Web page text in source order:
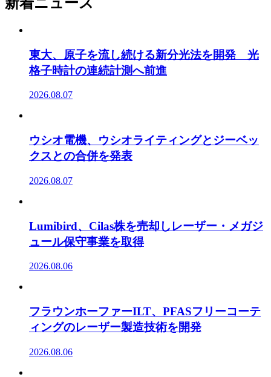
東大、原子を流し続ける新分光法を開発 光
格子時計の連続計測へ前進
2026.08.07
ウシオ電機、ウシオライティングとジーベッ
クスとの合併を発表
2026.08.07
Lumibird、Cilas株を売却しレーザー・メガジ
ュール保守事業を取得
2026.08.06
フラウンホーファーILT、PFASフリーコーテ
ィングのレーザー製造技術を開発
2026.08.06